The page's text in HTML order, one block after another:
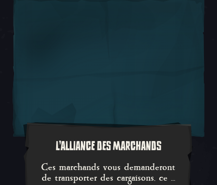
L'ALLIANCE DES MARCHANDS
Ces marchands vous demanderont
de transporter des cargaisons, ce ...
Ces marchands vous